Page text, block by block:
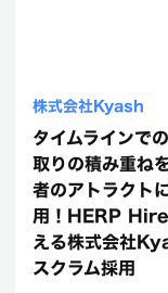
株式会社Kyash
タイムラインで
取りの積み重ね
者のアトラクト
用！HERP
える株式会社
スクラム採用